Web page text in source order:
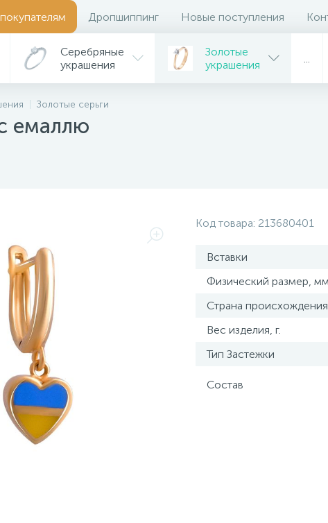
Дропшиппинг Новые поступления
Серебряные
украшения
Золотые
украшения
Золотые серьги
емаллю
Код товара: 213680401
Вставки
Физический размер,
Страна происхождения
Вес изделия, г.
Тип Застежки
Состав